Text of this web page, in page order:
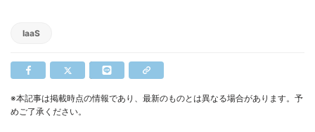
IaaS
※本記事は掲載時点の情報であり、最新のものとは異なる場合があります。予
めご了承ください。